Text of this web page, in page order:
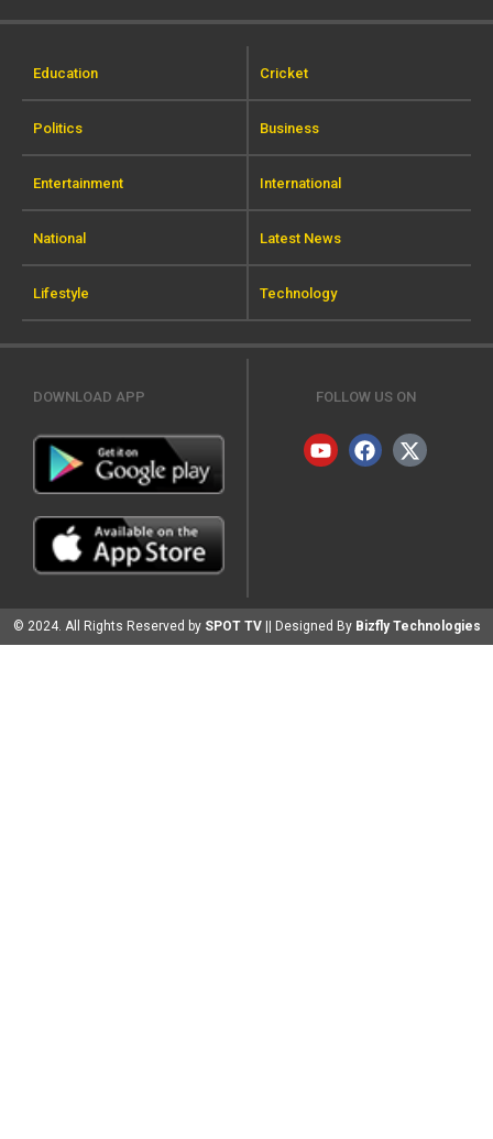
Education Cricket
Politics Business
Entertainment International
National Latest News
Lifestyle Technology
DOWNLOAD APP FOLLOW US ON
© 2024. All Rights Reserved by SPOT TV || Designed By Bizfly Technologies